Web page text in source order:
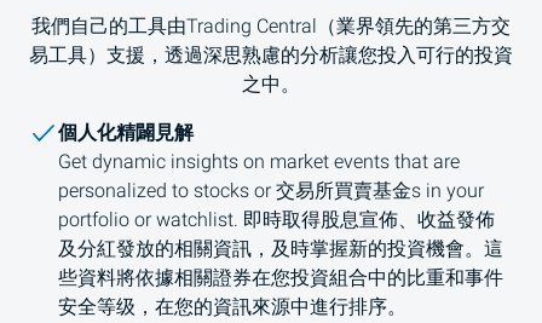
我們自己的工具由Trading Central（業界領先的第三方交
易工具）支援，透過深思熟慮的分析讓您投入可行的投資
之中。
個人化精闢見解
Get dynamic insights on market events that are
personalized to stocks or交易所買賣基金s in your
portfolio or watchlist. 即時取得股息宣佈、收益發佈
及分紅發放的相關資訊，及時掌握新的投資機會。這
些資料將依據相關證券在您投資組合中的比重和事件
安全等级，在您的資訊來源中進行排序。